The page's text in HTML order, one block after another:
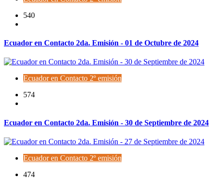
540
Ecuador en Contacto 2da. Emisión - 01 de Octubre de 2024
Ecuador en Contacto 2º emisión
574
Ecuador en Contacto 2da. Emisión - 30 de Septiembre de 2024
Ecuador en Contacto 2º emisión
474